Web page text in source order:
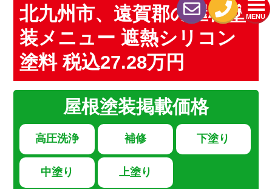
MENU
北九州市、遠賀郡の屋根塗
装メニュー 遮熱シリコン
塗料 税込27.28万円
屋根塗装掲載価格
高圧洗浄 補修 下塗り
中塗り 上塗り